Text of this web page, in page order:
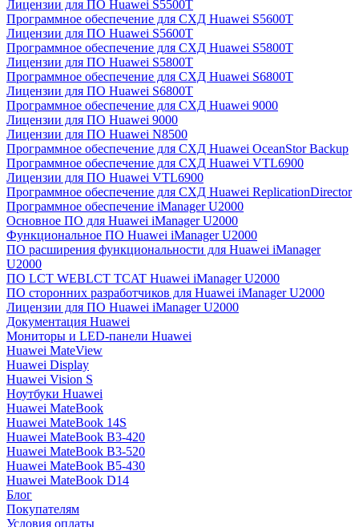
Лицензии для ПО Huawei S5500T
Программное обеспечение для СХД Huawei S5600T
Лицензии для ПО Huawei S5600T
Программное обеспечение для СХД Huawei S5800T
Лицензии для ПО Huawei S5800T
Программное обеспечение для СХД Huawei S6800T
Лицензии для ПО Huawei S6800T
Программное обеспечение для СХД Huawei 9000
Лицензии для ПО Huawei 9000
Лицензии для ПО Huawei N8500
Программное обеспечение для СХД Huawei OceanStor Backup
Программное обеспечение для СХД Huawei VTL6900
Лицензии для ПО Huawei VTL6900
Программное обеспечение для СХД Huawei ReplicationDirector
Программное обеспечение iManager U2000
Основное ПО для Huawei iManager U2000
Функциональное ПО Huawei iManager U2000
ПО расширения функциональности для Huawei iManager
U2000
ПО LCT WEBLCT TCAT Huawei iManager U2000
ПО сторонних разработчиков для Huawei iManager U2000
Лицензии для ПО Huawei iManager U2000
Документация Huawei
Мониторы и LED-панели Huawei
Huawei MateView
Huawei Display
Huawei Vision S
Ноутбуки Huawei
Huawei MateBook
Huawei MateBook 14S
Huawei MateBook B3-420
Huawei MateBook B3-520
Huawei MateBook B5-430
Huawei MateBook D14
Блог
Покупателям
Условия оплаты